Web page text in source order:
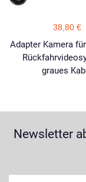
38,80 €
Adapter Kamera
graues
Newsletter